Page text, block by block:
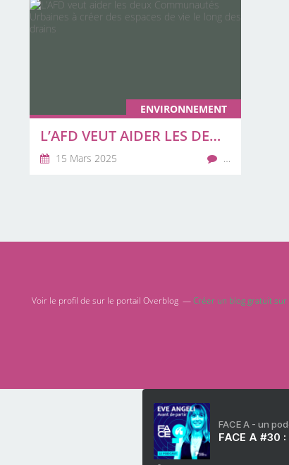
ENVIRONNEMENT
L’AFD VEUT AIDER LES DEUX COMMUNAUTÉS URBAINES À CRÉER DES ESPACES DE VIE LE LONG DES DRAINS
15 Mars 2025 …
Voir le profil de sur le portail Overblog Créer un blog gratuit
FACE A - un
FACE A #30